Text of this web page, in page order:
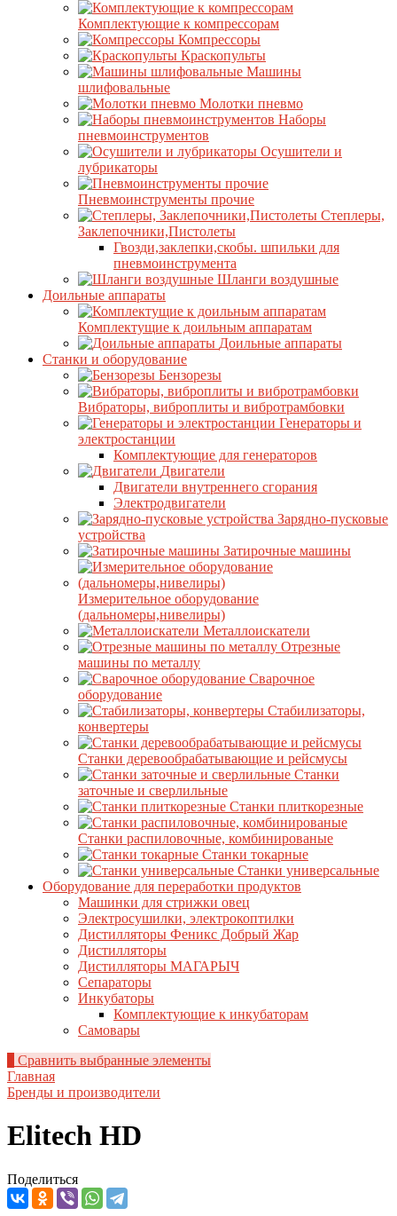
Комплектующие к компрессорам
Компрессоры
Краскопульты
Машины
шлифовальные
Молотки пневмо
Наборы
пневмоинструментов
Осушители и
лубрикаторы
Пневмоинструменты прочие
Степлеры,
Заклепочники,Пистолеты
Гвозди,заклепки,скобы. шпильки для
пневмоинструмента
Шланги воздушные
Доильные аппараты
Комплектущие к доильным аппаратам
Доильные аппараты
Станки и оборудование
Бензорезы
Вибраторы, виброплиты и вибротрамбовки
Генераторы и
электростанции
Комплектующие для генераторов
Двигатели
Двигатели внутреннего сгорания
Электродвигатели
Зарядно-пусковые
устройства
Затирочные машины
Измерительное оборудование
(дальномеры,нивелиры)
Металлоискатели
Отрезные
машины по металлу
Сварочное
оборудование
Стабилизаторы,
конвертеры
Станки деревообрабатывающие и рейсмусы
Станки
заточные и сверлильные
Станки плиткорезные
Станки распиловочные, комбинированые
Станки токарные
Станки универсальные
Оборудование для переработки продуктов
Машинки для стрижки овец
Электросушилки, электрокоптилки
Дистилляторы Феникс Добрый Жар
Дистилляторы
Дистилляторы МАГАРЫЧ
Сепараторы
Инкубаторы
Комплектующие к инкубаторам
Самовары
Сравнить выбранные элементы
Главная
Бренды и производители
Elitech HD
Поделиться